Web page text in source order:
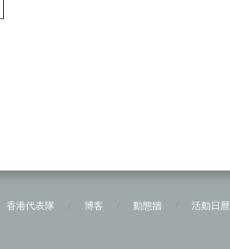
香港代表隊 博客 動態牆 活動日曆